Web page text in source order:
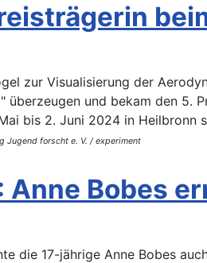
zur Visualisierung der
und bekam den 5.
bis 2. Juni 2024 in Heilbronn
Jugend forscht e. V. / experiment
Bobes
die 17-jährige Anne Bobes